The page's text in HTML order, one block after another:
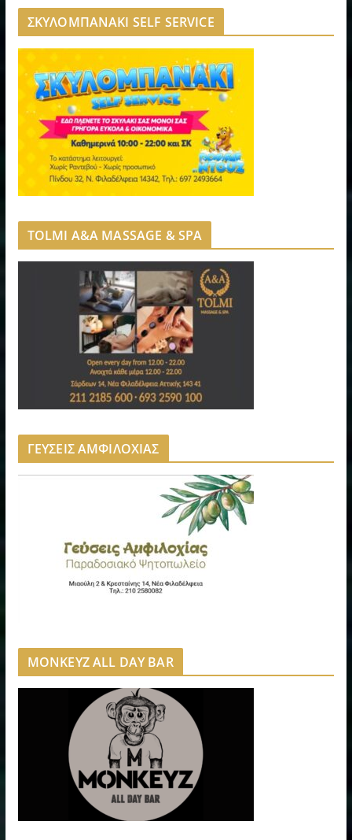
ΣΚΥΛΟΜΠΑΝΑΚΙ SELF SERVICE
TOLMI A&A MASSAGE & SPA
ΓΕΥΣΕΙΣ ΑΜΦΙΛΟΧΙΑΣ
MONKEYZ ALL DAY BAR